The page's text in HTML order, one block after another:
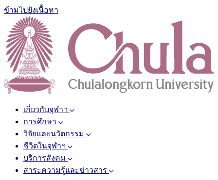
ข้ามไปยังเนื้อหา
เกี่ยวกับจุฬาฯ
การศึกษา
วิจัยและนวัตกรรม
ชีวิตในจุฬาฯ
บริการสังคม
สาระความรู้และข่าวสาร